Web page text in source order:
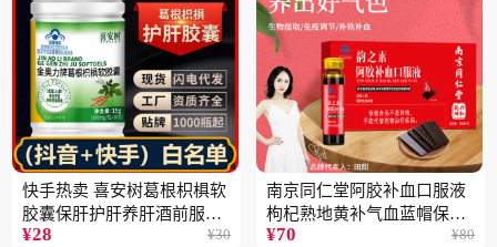
快手热卖 喜安树葛根枳椇软
胶囊保肝护肝养肝酒前服用
保健品批发2瓶
¥28 ¥30
南京同仁堂阿胶补血口服液
枸杞熟地黄补气血蓝帽保健
品100ML
¥70 ¥80